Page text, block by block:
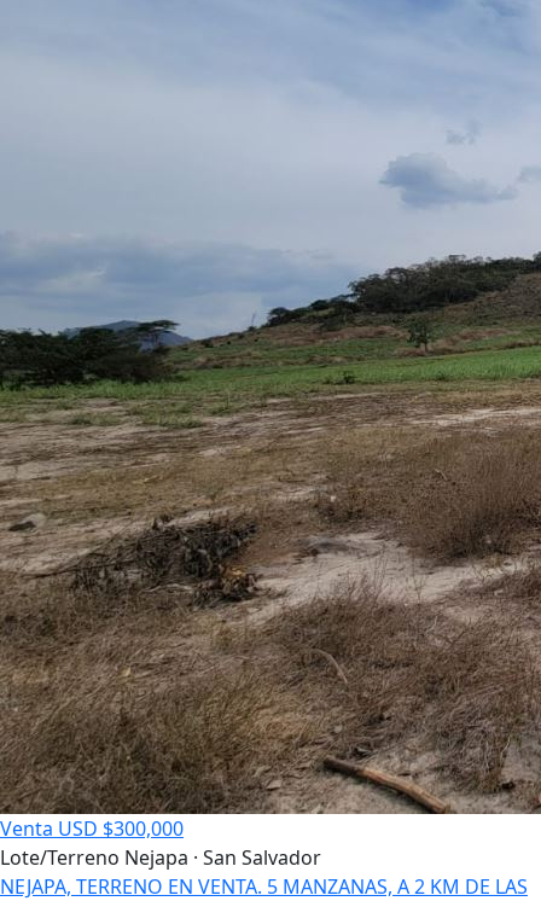
Venta USD $300,000
Lote/Terreno Nejapa · San Salvador
NEJAPA, TERRENO EN VENTA. 5 MANZANAS, A 2 KM DE LAS